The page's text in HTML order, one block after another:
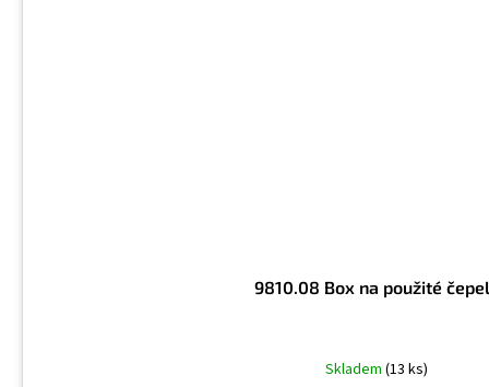
9810.08 Box na použité
Skladem (13 ks)